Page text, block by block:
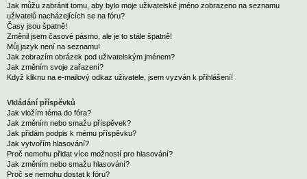
Jak můžu zabránit tomu, aby bylo moje uživatelské jméno zobrazeno na seznamu
uživatelů nacházejících se na fóru?
Časy jsou špatně!
Změnil jsem časové pásmo, ale je to stále špatně!
Můj jazyk není na seznamu!
Jak zobrazím obrázek pod uživatelským jménem?
Jak změním svoje zařazení?
Když kliknu na e-mailový odkaz uživatele, jsem vyzván k přihlášení!
Vkládání příspěvků
Jak vložím téma do fóra?
Jak změním nebo smažu příspěvek?
Jak přidám podpis k mému příspěvku?
Jak vytvořím hlasování?
Proč nemohu přidat více možností pro hlasování?
Jak změním nebo smažu hlasování?
Proč se nemohu dostat k fóru?